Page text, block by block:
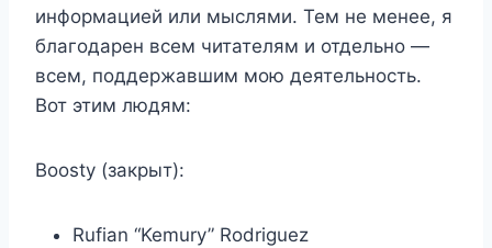
информацией или мыслями. Тем не менее, я
благодарен всем читателям и отдельно —
всем, поддержавшим мою деятельность.
Вот этим людям:
Boosty (закрыт):
Rufian “Kemury” Rodriguez